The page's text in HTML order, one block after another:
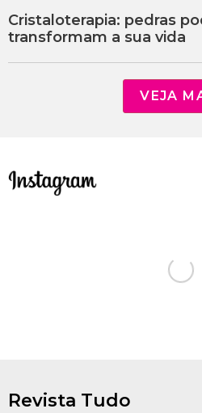
Cristaloterapia: pedras
transformam a sua vida
VEJA
Revista Tudo